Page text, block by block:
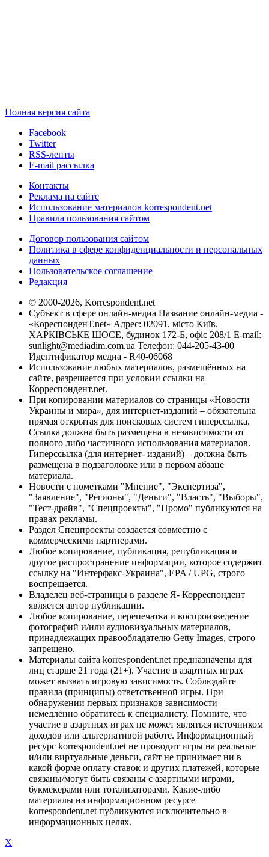
Полная версия сайта
Facebook
Twitter
RSS-ленты
E-mail рассылка
Контакты
Реклама на сайте
Использование материалов korrespondent.net
Правила пользования сайтом
Договор пользования сайтом
Политика в сфере конфиденциальности и персональных
данных
Пользовательское соглашение
Редакция
© 2000-2026, Korrespondent.net
Субъект в сфере онлайн-медиа Название онлайн-медиа -
«КореспонденТ.net» Адрес: 02091, місто Київ,
ХАРКІВСЬКЕ ШОСЕ, будинок 172-Б, офіс 208/1 E-mail:
sunlight@mediadim.com.ua Телефон: 044-205-43-00
Идентификатор медиа - R40-06068
Использование любых материалов, размещённых на
сайте, разрешается при условии ссылки на
Корреспондент.net.
При копировании материалов со страницы «Новости
Украины и мира», для интернет-изданий – обязательна
прямая открытая для поисковых систем гиперссылка.
Ссылка должна быть размещена в независимости от
полного либо частичного использования материалов.
Гиперссылка (для интернет- изданий) – должна быть
размещена в подзаголовке или в первом абзаце
материала.
Новости с пометками "Мнение", "Экспертиза",
"Заявление", "Регионы", "Деньги", "Власть", "Выборы",
"Тест-драйв", "Спецпроекты", "Промо" публикуются на
правах рекламы.
Раздел Спецпроекты создается совместно с
коммерческими партнерами.
Любое копирование, публикация, републикация и
другое распространение информации, которое содержит
ссылку на "Интерфакс-Украина", EPA / UPG, строго
воспрещается.
Владелец веб-страницы в разделе Я- Корреспондент
является автор публикации.
Любое копирование, перепечатка и воспроизведение
фотографий и/или аудиовизуальных материалов,
принадлежащих правообладателю Getty Images, строго
запрещено.
Материалы сайта korrespondent.net предназначены для
лиц старше 21 года (21+). Участие в азартных играх
может вызвать игровую зависимость. Соблюдайте
правила (принципы) ответственной игры. При
обнаружении первых признаков зависимости
немедленно обратитесь к специалисту. Помните, что
участие в азартных играх не может являться источником
доходов или альтернативой работе. Информационный
ресурс korrespondent.net не проводит игры на реальные
и/или виртуальные деньги, сайт не принимает ни в
какой форме оплату ставок и других платежей, которые
связаны/могут быть связаны с азартными играми,
букмекерами или тотализаторами. Какие-либо
материалы на информационном ресурсе
korrespondent.net публикуются исключительно в
информационных целях.
X